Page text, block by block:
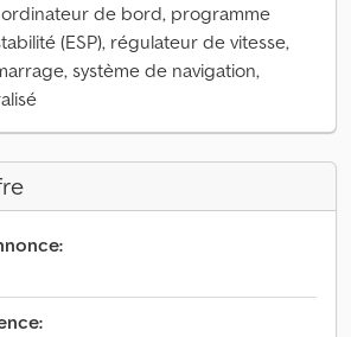
de bord, programme
(ESP), régulateur de vitesse,
système de navigation,